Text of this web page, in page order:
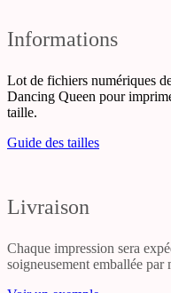
Queen
Informations
Lot de fichiers numériques
Dancing Queen pour
taille.
Guide des tailles
Livraison
Chaque impression sera
soigneusement emballée par